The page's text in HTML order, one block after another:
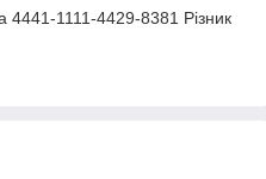
1111-4429-8381 Різник